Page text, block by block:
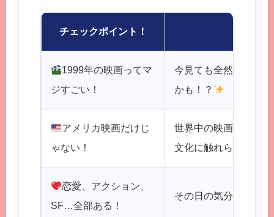
チェックポイント！
1999年の映画ってマ
ジすごい！
今見ても全然古くな
かも！？
アメリカ映画だけじ
ゃない！
世界中の映画がラン
文化に触れられるチ
恋愛、アクション、
SF…全部ある！
その日の気分で選べ